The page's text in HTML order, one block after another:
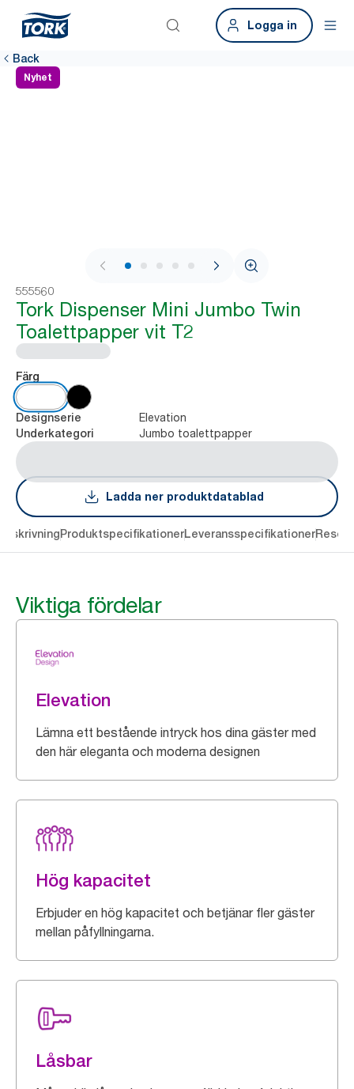
Logga in
Back
Nyhet
1 / 8
555560
Tork Dispenser Mini Jumbo Twin
Toalettpapper vit T2
Färg
Designserie Elevation
Underkategori Jumbo toalettpapper
Ladda ner produktdatablad
ProduktspecifikationerLeveransspecifikationer
Viktiga fördelar
Elevation
Lämna ett bestående intryck hos dina gäster med
den här eleganta och moderna designen
Hög kapacitet
Erbjuder en hög kapacitet och betjänar fler gäster
mellan påfyllningarna.
Låsbar